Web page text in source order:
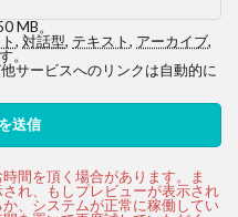
MB。
, 対話型, テキスト, アーカイブ,
。
サービスへのリンクは自動的に